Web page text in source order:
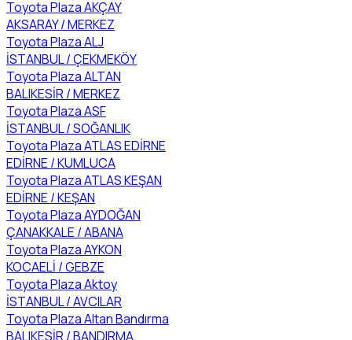
Toyota Plaza AKÇAY
AKSARAY / MERKEZ
Toyota Plaza ALJ
İSTANBUL / ÇEKMEKÖY
Toyota Plaza ALTAN
BALIKESİR / MERKEZ
Toyota Plaza ASF
İSTANBUL / SOĞANLIK
Toyota Plaza ATLAS EDİRNE
EDİRNE / KUMLUCA
Toyota Plaza ATLAS KEŞAN
EDİRNE / KEŞAN
Toyota Plaza AYDOĞAN
ÇANAKKALE / ABANA
Toyota Plaza AYKON
KOCAELİ / GEBZE
Toyota Plaza Aktoy
İSTANBUL / AVCILAR
Toyota Plaza Altan Bandırma
BALIKESİR / BANDIRMA